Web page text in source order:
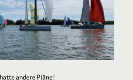
andere Pläne!